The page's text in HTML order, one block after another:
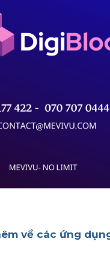
về các ứng